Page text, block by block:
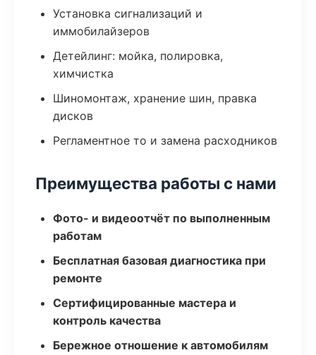
Установка сигнализаций и
иммобилайзеров
Детейлинг: мойка, полировка,
химчистка
Шиномонтаж, хранение шин, правка
дисков
Регламентное то и замена расходников
Преимущества работы с нами
Фото- и видеоотчёт по выполненным
работам
Бесплатная базовая диагностика при
ремонте
Сертифицированные мастера и
контроль качества
Бережное отношение к автомобилям